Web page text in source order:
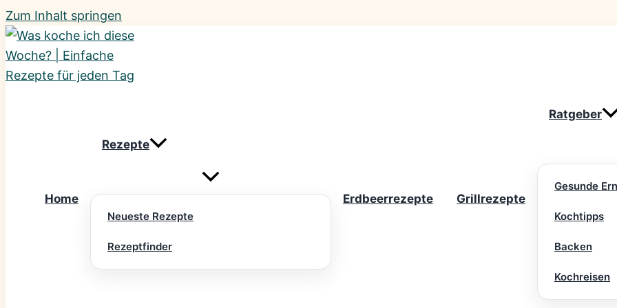
Zum Inhalt springen
Home
Rezepte
Neueste Rezepte
Rezeptfinder
Erdbeerrezepte Grillrezepte
Ratgeber
Gesunde
Kochtipps
Backen
Kochreisen